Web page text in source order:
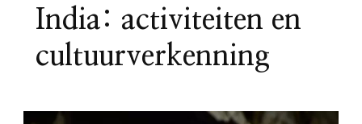
India: activiteiten en
cultuurverkenning